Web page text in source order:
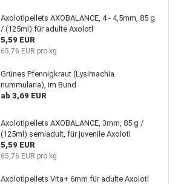
Axolotlpellets AXOBALANCE, 4 - 4,5mm, 85 g
/ (125ml) für adulte Axolotl
5,59 EUR
65,76 EUR pro kg
Grünes Pfennigkraut (Lysimachia
nummularia), im Bund
ab 3,69 EUR
Axolotlpellets AXOBALANCE, 3mm, 85 g /
(125ml) semiadult, für juvenile Axolotl
5,59 EUR
65,76 EUR pro kg
Axolotlpellets Vita+ 6mm für adulte Axolotl